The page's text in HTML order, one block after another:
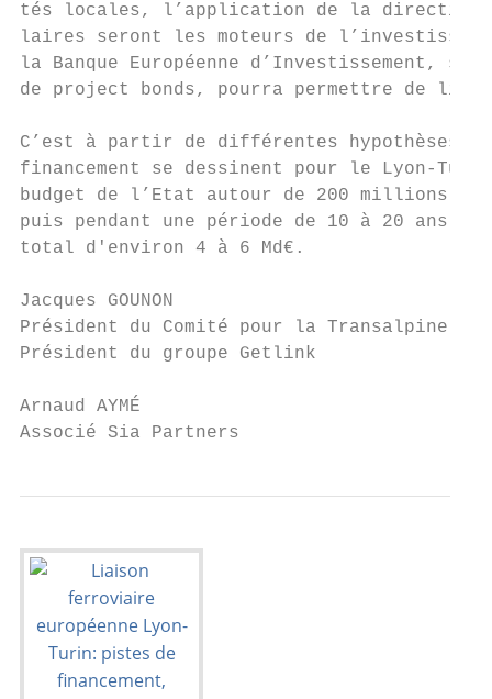
tés locales, l’application de la directive
laires seront les moteurs de
la Banque Européenne d’Investissement,
de project bonds, pourra permettre de
C’est à partir de différentes hypothèses
financement se dessinent pour le Lyon-
budget de l’Etat autour de 200 millions
puis pendant une période de 10 à 20 ans
total d'environ 4 à 6 Md€.
Jacques GOUNON
Président du Comité pour la Transalpine
Président du groupe Getlink
Arnaud AYMÉ
Associé Sia Partners